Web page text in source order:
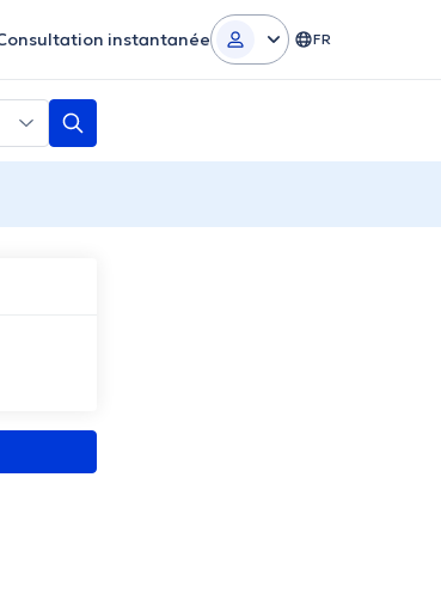
instantanée FR